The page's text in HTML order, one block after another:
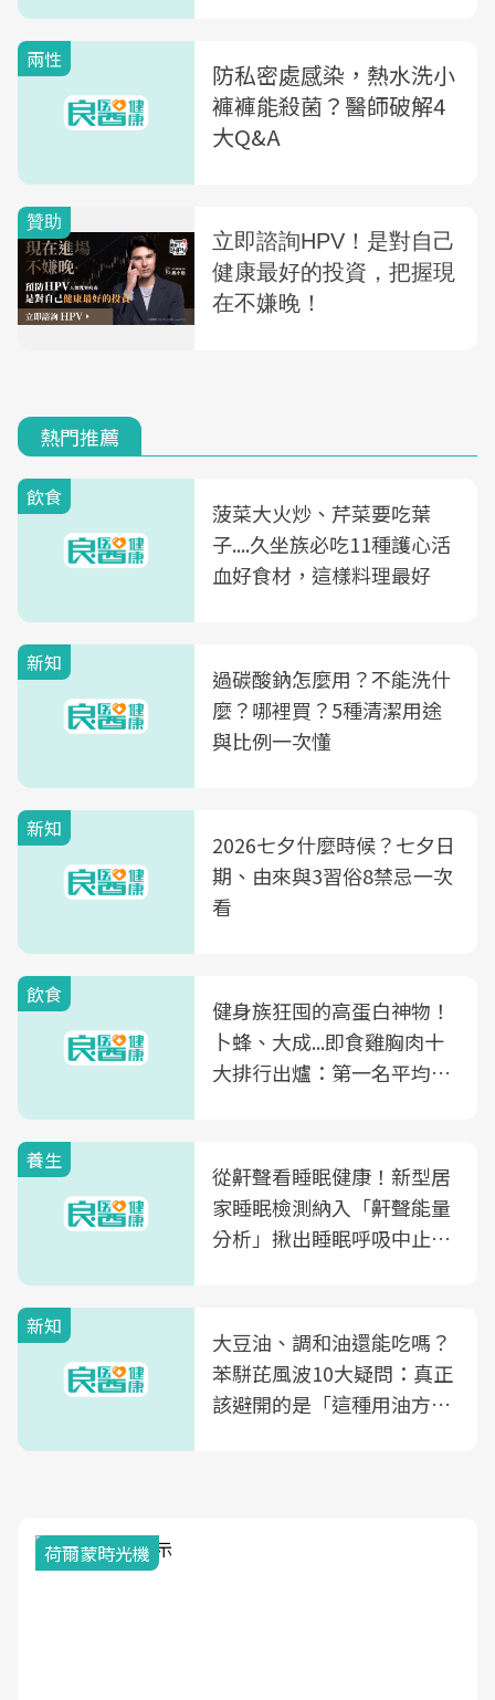
兩性
防私密處感染，熱水洗小
褲褲能殺菌？醫師破解4
大Q&A
熱門推薦
飲食
菠菜大火炒、芹菜要吃葉
子....久坐族必吃11種護心活
血好食材，這樣料理最好
新知
過碳酸鈉怎麼用？不能洗什
麼？哪裡買？5種清潔用途
與比例一次懂
新知
2026七夕什麼時候？七夕日
期、由來與3習俗8禁忌一次
看
飲食
健身族狂囤的高蛋白神物！
卜蜂、大成...即食雞胸肉十
大排行出爐：第一名平均一
養生
從鼾聲看睡眠健康！新型居
家睡眠檢測納入「鼾聲能量
分析」揪出睡眠呼吸中止症
新知
大豆油、調和油還能吃嗎？
苯駢芘風波10大疑問：真正
該避開的是「這種用油方
荷爾蒙時光機